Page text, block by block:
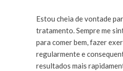
Estou cheia de vontade
tratamento. Sempre me
para comer bem, fazer
regularmente e
resultados mais